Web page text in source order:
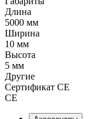
Длина
5000 мм
Ширина
10 мм
Высота
5 мм
Другие
Сертификат CE
CE